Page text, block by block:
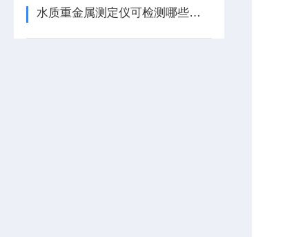
水质重金属测定仪可检测哪些危害物质？